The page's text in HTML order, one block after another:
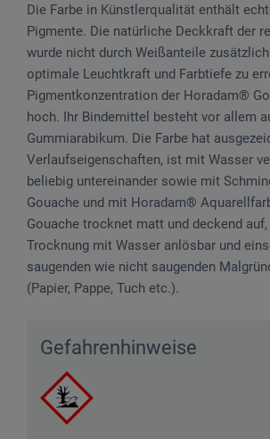
Die Farbe in Künstlerqualität enthält
Pigmente. Die natürliche Deckkraft der
wurde nicht durch Weißanteile
optimale Leuchtkraft und Farbtiefe zu
Pigmentkonzentration der Horadam®
hoch. Ihr Bindemittel besteht vor allem
Gummiarabikum. Die Farbe hat
Verlaufseigenschaften, ist mit Wasser
beliebig untereinander sowie mit
Gouache und mit Horadam®
Gouache trocknet matt und deckend
Trocknung mit Wasser anlösbar und
saugenden wie nicht saugenden
(Papier, Pappe, Tuch etc.).
Gefahrenhinweise